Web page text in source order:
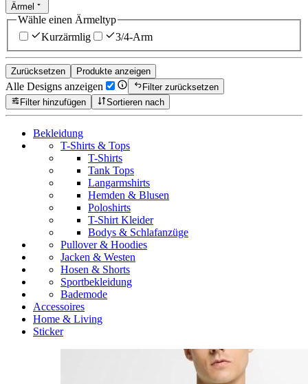
Ärmel
Wähle einen Ärmeltyp
Kurzärmlig
3/4-Arm
Zurücksetzen Produkte anzeigen
Alle Designs anzeigen
Filter zurücksetzen
Filter hinzufügen
Sortieren nach
Bekleidung
T-Shirts & Tops
T-Shirts
Tank Tops
Langarmshirts
Hemden & Blusen
Poloshirts
T-Shirt Kleider
Bodys & Schlafanzüge
Pullover & Hoodies
Jacken & Westen
Hosen & Shorts
Sportbekleidung
Bademode
Accessoires
Home & Living
Sticker